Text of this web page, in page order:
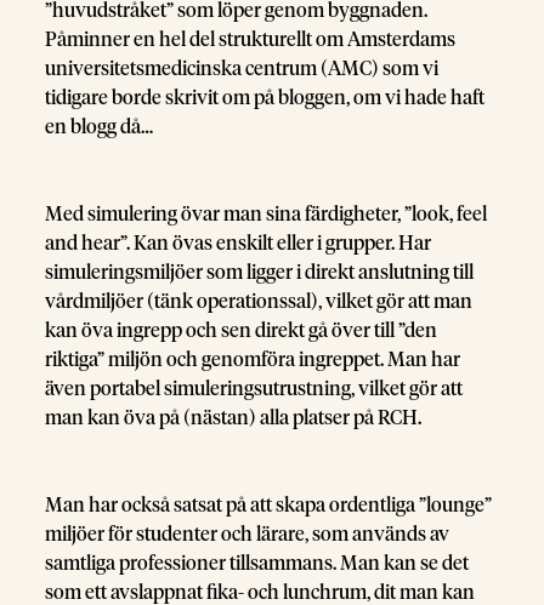
”huvudstråket” som löper genom byggnaden.
Påminner en hel del strukturellt om Amsterdams
universitetsmedicinska centrum (AMC) som vi
tidigare borde skrivit om på bloggen, om vi hade haft
en blogg då…
Med simulering övar man sina färdigheter, ”look, feel
and hear”. Kan övas enskilt eller i grupper. Har
simuleringsmiljöer som ligger i direkt anslutning till
vårdmiljöer (tänk operationssal), vilket gör att man
kan öva ingrepp och sen direkt gå över till ”den
riktiga” miljön och genomföra ingreppet. Man har
även portabel simuleringsutrustning, vilket gör att
man kan öva på (nästan) alla platser på RCH.
Man har också satsat på att skapa ordentliga ”lounge”
miljöer för studenter och lärare, som används av
samtliga professioner tillsammans. Man kan se det
som ett avslappnat fika- och lunchrum, dit man kan